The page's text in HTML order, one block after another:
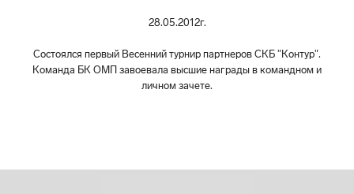
28.05.2012г.
Состоялся первый Весенний турнир партнеров СКБ "Контур".
Команда БК ОМП завоевала высшие награды в командном и
личном зачете.